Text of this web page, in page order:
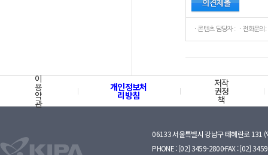
ㆍ콘텐츠 담당자 : ㆍ전화문의:
이
용
약
관
개인정보처
리방침
저작
권정
책
06133 서울특별시 강남구 테헤란로 131 (
PHONE : [02] 3459-2800·FAX : [02]